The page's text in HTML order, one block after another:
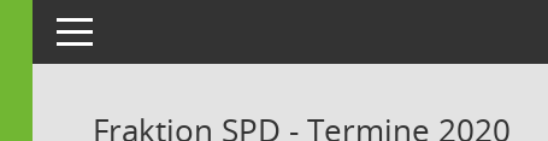
Toggle navigation
Fraktion SPD - Termine 2020